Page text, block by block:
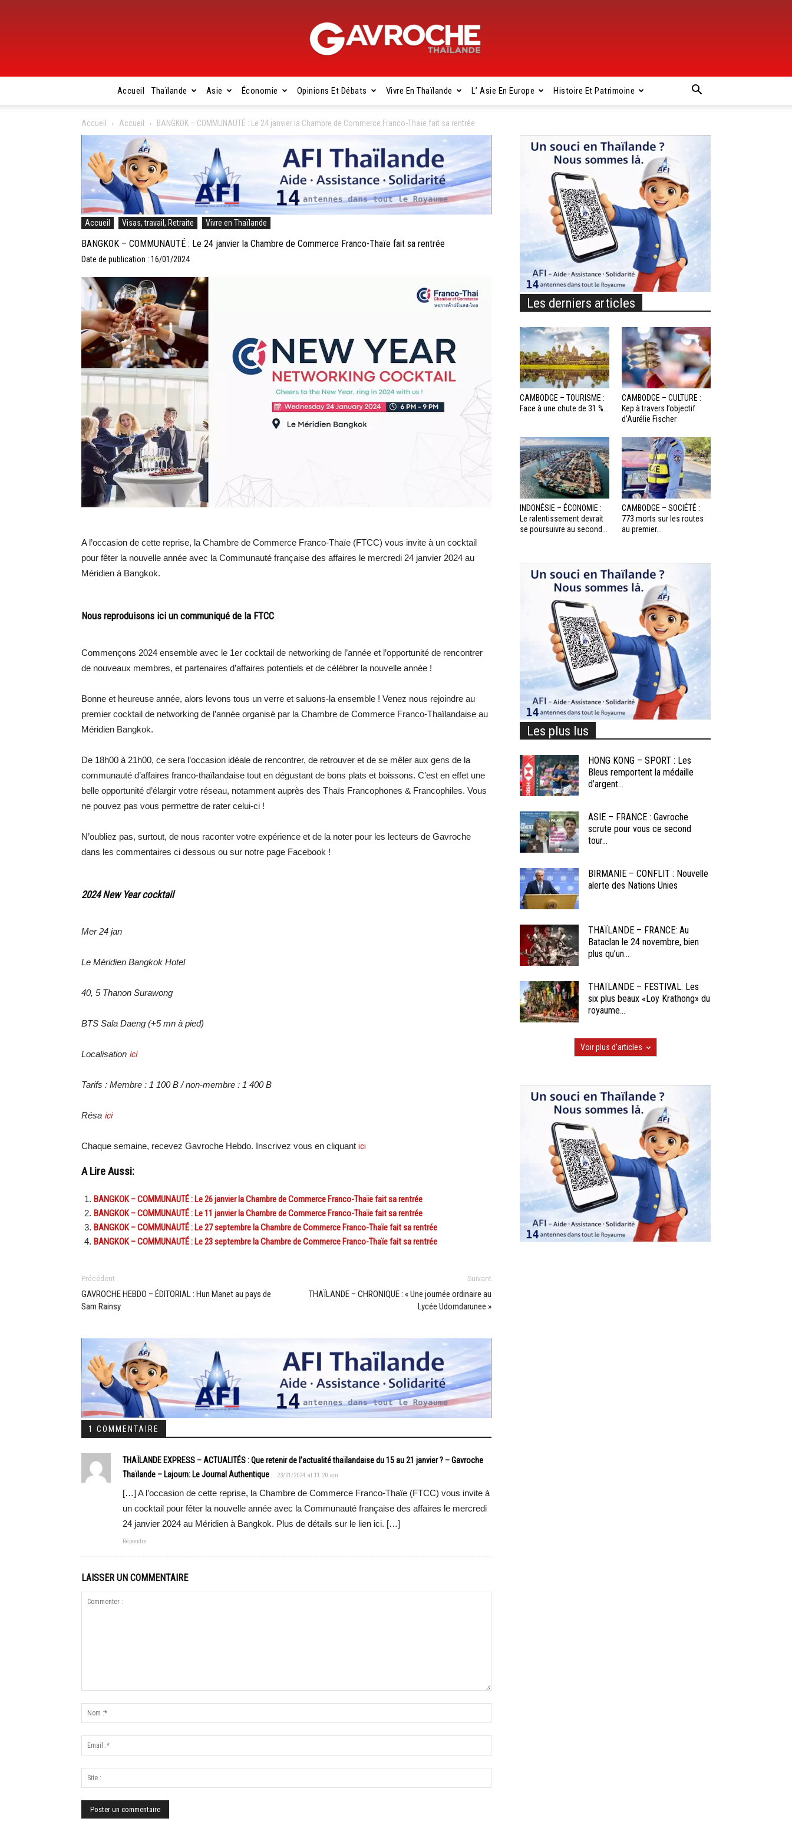
Gavroche
Thaïlande
Accueil Thaïlande Asie Économie Opinions Et Débats Vivre En Thaïlande L’ Asie En Europe Histoire Et Patrimoine
Accueil Accueil BANGKOK – COMMUNAUTÉ : Le 24 janvier la Chambre de Commerce Franco-Thaïe fait sa rentrée
Accueil Visas, travail, Retraite Vivre en Thaïlande
BANGKOK – COMMUNAUTÉ : Le 24 janvier la Chambre de Commerce Franco-Thaïe fait sa rentrée
Date de publication : 16/01/2024
A l’occasion de cette reprise, la Chambre de Commerce Franco-Thaïe (FTCC) vous invite à un cocktail
pour fêter la nouvelle année avec la Communauté française des affaires le mercredi 24 janvier 2024 au
Méridien à Bangkok.
Nous reproduisons ici un communiqué de la FTCC
Commençons 2024 ensemble avec le 1er cocktail de networking de l’année et l’opportunité de rencontrer
de nouveaux membres, et partenaires d’affaires potentiels et de célébrer la nouvelle année !
Bonne et heureuse année, alors levons tous un verre et saluons-la ensemble ! Venez nous rejoindre au
premier cocktail de networking de l’année organisé par la Chambre de Commerce Franco-Thaïlandaise au
Méridien Bangkok.
De 18h00 à 21h00, ce sera l’occasion idéale de rencontrer, de retrouver et de se mêler aux gens de la
communauté d’affaires franco-thaïlandaise tout en dégustant de bons plats et boissons. C’est en effet une
belle opportunité d’élargir votre réseau, notamment auprès des Thaïs Francophones & Francophiles. Vous
ne pouvez pas vous permettre de rater celui-ci !
N’oubliez pas, surtout, de nous raconter votre expérience et de la noter pour les lecteurs de Gavroche
dans les commentaires ci dessous ou sur notre page Facebook !
2024 New Year cocktail
Mer 24 jan
Le Méridien Bangkok Hotel
40, 5 Thanon Surawong
BTS Sala Daeng (+5 mn à pied)
Localisation ici
Tarifs : Membre : 1 100 B / non-membre : 1 400 B
Résa ici
Chaque semaine, recevez Gavroche Hebdo. Inscrivez vous en cliquant ici
A Lire Aussi:
BANGKOK – COMMUNAUTÉ : Le 26 janvier la Chambre de Commerce Franco-Thaïe fait sa rentrée
BANGKOK – COMMUNAUTÉ : Le 11 janvier la Chambre de Commerce Franco-Thaïe fait sa rentrée
BANGKOK – COMMUNAUTÉ : Le 27 septembre la Chambre de Commerce Franco-Thaïe fait sa rentrée
BANGKOK – COMMUNAUTÉ : Le 23 septembre la Chambre de Commerce Franco-Thaïe fait sa rentrée
Précédent
GAVROCHE HEBDO – ÉDITORIAL : Hun Manet au pays de
Sam Rainsy
Suivant
THAÏLANDE – CHRONIQUE : « Une journée ordinaire au
Lycée Udomdarunee »
1 COMMENTAIRE
THAÏLANDE EXPRESS – ACTUALITÉS : Que retenir de l’actualité thaïlandaise du 15 au 21 janvier ? – Gavroche
Thaïlande – Lajourn: Le Journal Authentique
23/01/2024 at 11:20 am
[…] A l’occasion de cette reprise, la Chambre de Commerce Franco-Thaïe (FTCC) vous invite à
un cocktail pour fêter la nouvelle année avec la Communauté française des affaires le mercredi
24 janvier 2024 au Méridien à Bangkok. Plus de détails sur le lien ici. […]
Répondre
LAISSER UN COMMENTAIRE
Les derniers articles
CAMBODGE – TOURISME :
Face à une chute de 31 %...
CAMBODGE – CULTURE :
Kep à travers l’objectif
d’Aurélie Fischer
INDONÉSIE – ÉCONOMIE :
Le ralentissement devrait
se poursuivre au second...
CAMBODGE – SOCIÉTÉ :
773 morts sur les routes
au premier...
Les plus lus
HONG KONG – SPORT : Les
Bleus remportent la médaille
d’argent...
ASIE – FRANCE : Gavroche
scrute pour vous ce second
tour...
BIRMANIE – CONFLIT : Nouvelle
alerte des Nations Unies
THAÏLANDE – FRANCE: Au
Bataclan le 24 novembre, bien
plus qu’un...
THAÏLANDE – FESTIVAL: Les
six plus beaux «Loy Krathong» du
royaume...
Voir plus d'articles